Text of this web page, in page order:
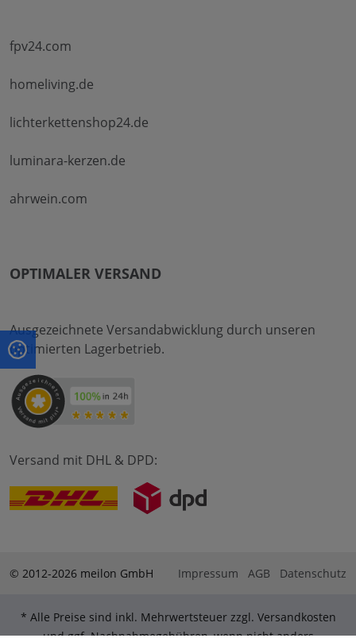
fpv24.com
homeliving.de
lichterkettenshop24.de
luminara-kerzen.de
ahrwein.com
OPTIMALER VERSAND
Ausgezeichnete Versandabwicklung durch unseren
optimierten Lagerbetrieb.
Versand mit DHL & DPD:
© 2012-2026 meilon GmbH Impressum AGB Datenschutz
* Alle Preise sind inkl. Mehrwertsteuer zzgl. Versandkosten